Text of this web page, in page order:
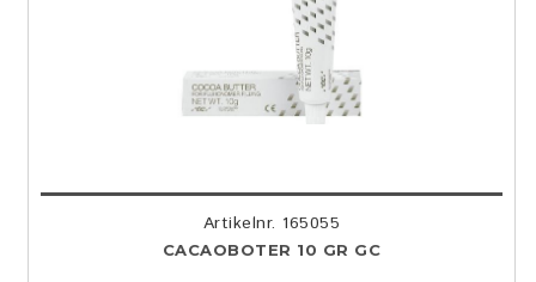
Artikelnr. 165055
CACAOBOTER 10 GR GC